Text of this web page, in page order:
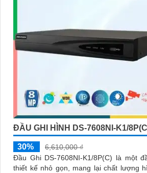
ĐẦU GHI HÌNH DS-7608NI-K1/
30%
6,610,000 ₫
Đầu Ghi DS-7608NI-K1/8P(C) là một
thiết kế nhỏ gọn, mang lại chất lượng